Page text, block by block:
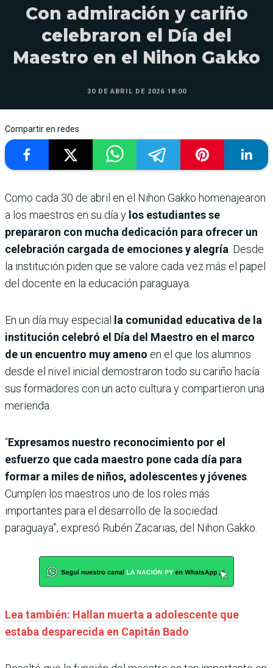
Con admiración y cariño
celebraron el Día del
Maestro en el Nihon Gakko
30 DE ABRIL DE 2026 18:00
Compartir en redes
Como cada 30 de abril en el Nihon Gakko homenajearon
a los maestros en su día y los estudiantes se
prepararon con mucha dedicación para ofrecer un
celebración cargada de emociones y alegría . Desde
la institución piden que se valore cada vez más el papel
del docente en la educación paraguaya.
En un día muy especial
la comunidad educativa de la
institución celebró el Día del Maestro en el marco
de un encuentro muy ameno en el que los alumnos
desde el nivel inicial demostraron todo su cariño hacía
sus formadores con un acto cultura y compartieron una
merienda.
“Expresamos nuestro reconocimiento por el
esfuerzo que cada maestro pone cada día para
formar a miles de niños, adolescentes y jóvenes
Cumplen los maestros uno de los roles más
importantes para el desarrollo de la sociedad
paraguaya”, expresó Rubén Zacarias, del Nihon Gakko.
Lea también: Hallan muerta a adolescente que
estaba desparecida en Capitán Bado